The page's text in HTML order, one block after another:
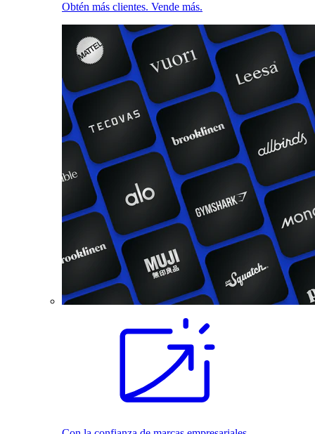
Obtén más clientes. Vende más.